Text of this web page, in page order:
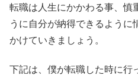
転職は人生にかかわる事、慎
うに自分が納得できるように
かけていきましょう。
下記は、僕が転職した時に行